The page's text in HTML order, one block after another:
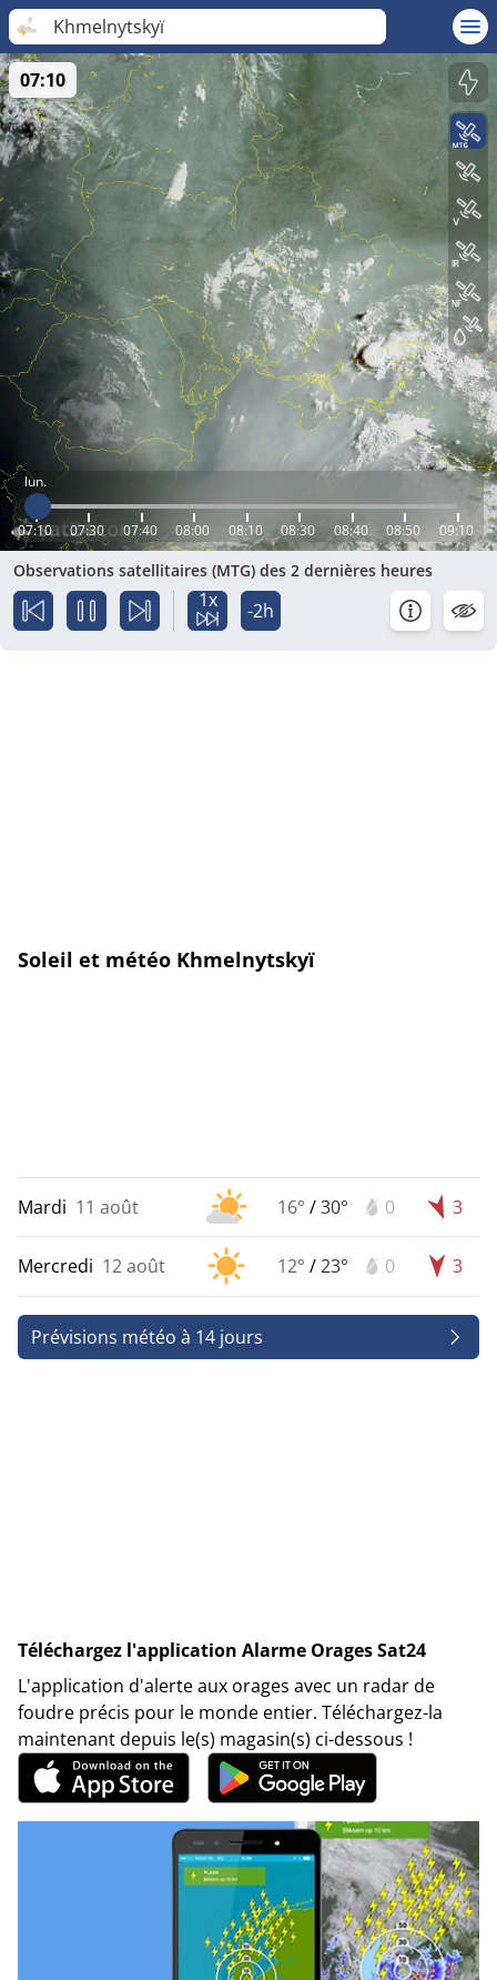
Khmelnytskyï
lun.
07:10 07:30 07:40 08:00 08:10 08:30 08:40 08:50 09:10
07:10
Observations satellitaires (MTG) des 2 dernières heures
1x -2h
Soleil et météo Khmelnytskyï
Mardi 11 août 16° /30° 0 3
Mercredi 12 août 12° /23° 0 3
Prévisions météo à 14 jours
Téléchargez l'application Alarme Orages Sat24
L'application d'alerte aux orages avec un radar de
foudre précis pour le monde entier. Téléchargez-la
maintenant depuis le(s) magasin(s) ci-dessous !